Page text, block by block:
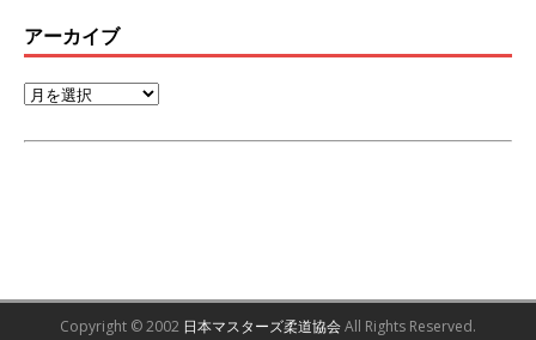
アーカイブ
Copyright © 2002 日本マスターズ柔道協会All Rights Reserved.